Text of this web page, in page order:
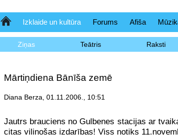
SākumlapaIzklaide un kultūra Forums Afiša
Ziņas Teātris Raksti
Mārtiņdiena Bānīša zemē
Diana Berza, 01.11.2006., 10:51
Jautrs brauciens no Gulbenes stacijas ar
citas vilinošas izdarības! Viss notiks